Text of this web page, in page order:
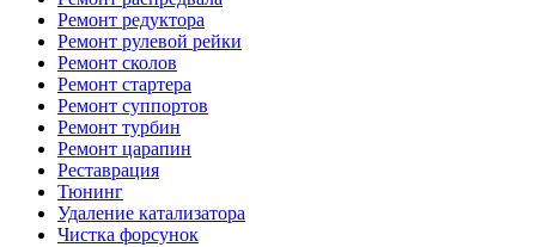
Ремонт редуктора
Ремонт рулевой рейки
Ремонт сколов
Ремонт стартера
Ремонт суппортов
Ремонт турбин
Ремонт царапин
Реставрация
Тюнинг
Удаление катализатора
Чистка форсунок